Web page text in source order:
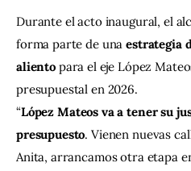
Durante el acto inaugural, el
forma parte de una estrategia
aliento para el eje López
presupuestal en 2026.
“López Mateos va a tener su
presupuesto. Vienen nuevas
Anita, arrancamos otra etapa